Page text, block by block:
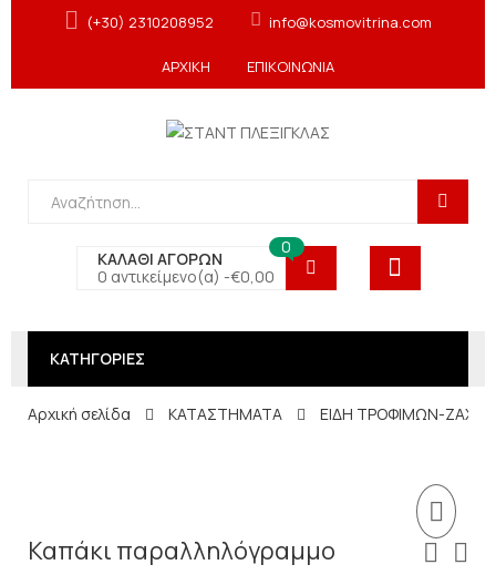
(+30) 2310208952 info@kosmovitrina.com
ΑΡΧΙΚΗ ΕΠΙΚΟΙΝΩΝΙΑ
ΚΑΛΑΘΙ ΑΓΟΡΩΝ
0 αντικείμενο(α) -€0,00
0
ΚΑΤΗΓΟΡΙΕΣ
Αρχική σελίδα ΚΑΤΑΣΤΗΜΑΤΑ ΕΙΔΗ ΤΡΟΦΙΜΩΝ-
Καπάκι παραλληλόγραμμο